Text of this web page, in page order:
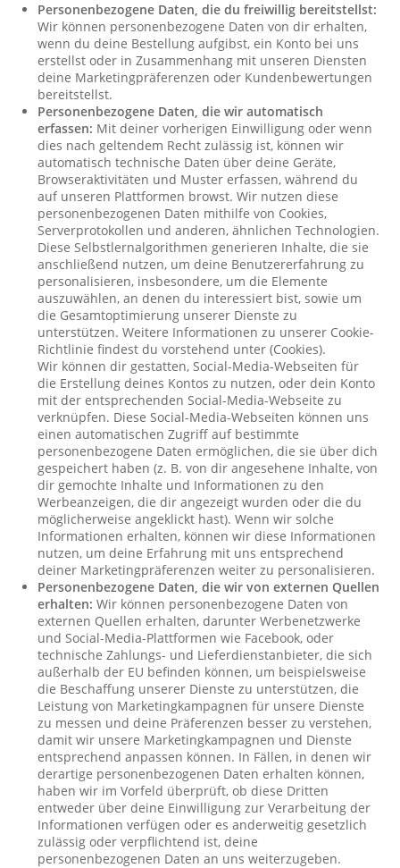
Personenbezogene Daten, die du freiwillig bereitstellst:
Wir können personenbezogene Daten von dir erhalten,
wenn du deine Bestellung aufgibst, ein Konto bei uns
erstellst oder in Zusammenhang mit unseren Diensten
deine Marketingpräferenzen oder Kundenbewertungen
bereitstellst.
Personenbezogene Daten, die wir automatisch
erfassen: Mit deiner vorherigen Einwilligung oder wenn
dies nach geltendem Recht zulässig ist, können wir
automatisch technische Daten über deine Geräte,
Browseraktivitäten und Muster erfassen, während du
auf unseren Plattformen browst. Wir nutzen diese
personenbezogenen Daten mithilfe von Cookies,
Serverprotokollen und anderen, ähnlichen Technologien.
Diese Selbstlernalgorithmen generieren Inhalte, die sie
anschließend nutzen, um deine Benutzererfahrung zu
personalisieren, insbesondere, um die Elemente
auszuwählen, an denen du interessiert bist, sowie um
die Gesamtoptimierung unserer Dienste zu
unterstützen. Weitere Informationen zu unserer Cookie-
Richtlinie findest du vorstehend unter (Cookies).
Wir können dir gestatten, Social-Media-Webseiten für
die Erstellung deines Kontos zu nutzen, oder dein Konto
mit der entsprechenden Social-Media-Webseite zu
verknüpfen. Diese Social-Media-Webseiten können uns
einen automatischen Zugriff auf bestimmte
personenbezogene Daten ermöglichen, die sie über dich
gespeichert haben (z. B. von dir angesehene Inhalte, von
dir gemochte Inhalte und Informationen zu den
Werbeanzeigen, die dir angezeigt wurden oder die du
möglicherweise angeklickt hast). Wenn wir solche
Informationen erhalten, können wir diese Informationen
nutzen, um deine Erfahrung mit uns entsprechend
deiner Marketingpräferenzen weiter zu personalisieren.
Personenbezogene Daten, die wir von externen Quellen
erhalten: Wir können personenbezogene Daten von
externen Quellen erhalten, darunter Werbenetzwerke
und Social-Media-Plattformen wie Facebook, oder
technische Zahlungs- und Lieferdienstanbieter, die sich
außerhalb der EU befinden können, um beispielsweise
die Beschaffung unserer Dienste zu unterstützen, die
Leistung von Marketingkampagnen für unsere Dienste
zu messen und deine Präferenzen besser zu verstehen,
damit wir unsere Marketingkampagnen und Dienste
entsprechend anpassen können. In Fällen, in denen wir
derartige personenbezogenen Daten erhalten können,
haben wir im Vorfeld überprüft, ob diese Dritten
entweder über deine Einwilligung zur Verarbeitung der
Informationen verfügen oder es anderweitig gesetzlich
zulässig oder verpflichtend ist, deine
personenbezogenen Daten an uns weiterzugeben.